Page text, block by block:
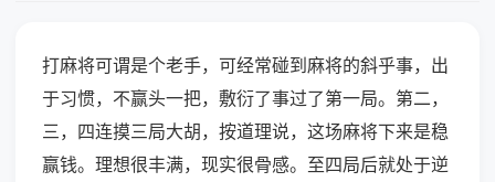
打麻将可谓是个老手，可经常碰到麻将的斜乎事，出
于习惯，不赢头一把，敷衍了事过了第一局。第二，
三，四连摸三局大胡，按道理说，这场麻将下来是稳
赢钱。理想很丰满，现实很骨感。至四局后就处于逆